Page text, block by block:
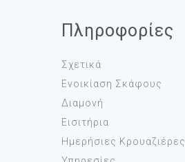
Πληροφορίες
Σχετικά
Ενοικίαση Σκάφους
Διαμονή
Εισιτήρια
Ημερήσιες Κρουαζιέρες